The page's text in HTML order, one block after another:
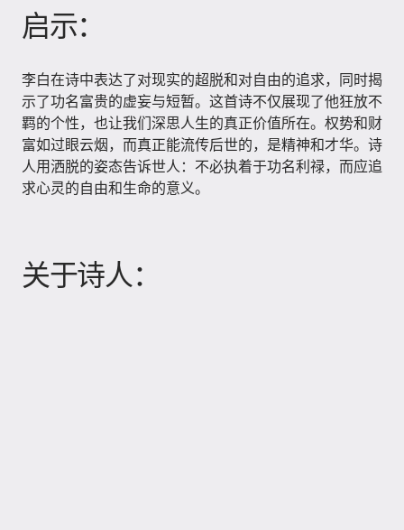
启示：
李白在诗中表达了对现实的超脱和对自由的追求，同时揭
示了功名富贵的虚妄与短暂。这首诗不仅展现了他狂放不
羁的个性，也让我们深思人生的真正价值所在。权势和财
富如过眼云烟，而真正能流传后世的，是精神和才华。诗
人用洒脱的姿态告诉世人：不必执着于功名利禄，而应追
求心灵的自由和生命的意义。
关于诗人：